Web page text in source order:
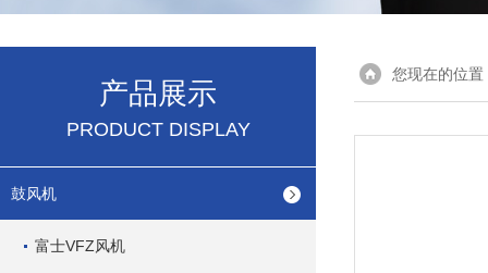
产品展示
PRODUCT DISPLAY
鼓风机
富士VFZ风机
您现在的位置